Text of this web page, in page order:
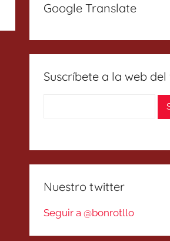
Google Translate
Suscríbete a la web
Nuestro twitter
Seguir a @bonrotllo